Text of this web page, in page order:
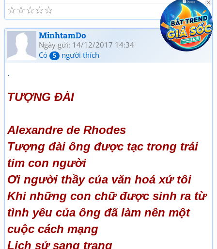
☆
☆
☆
☆
☆
MinhtamDo
Ngày gửi: 14/12/2017 14:34
Có
5 người thích
.
TƯỢNG ĐÀI
Alexandre de Rhodes
Tượng đài ông được tạc trong trái
tim con người
Ơi người thầy của văn hoá xứ tôi
Khi những con chữ được sinh ra từ
tình yêu của ông đã làm nên một
cuộc cách mạng
Lịch sử sang trang